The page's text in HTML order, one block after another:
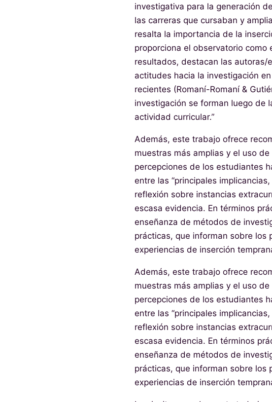
investigativa para la generación
las carreras que cursaban y
resalta la importancia de la
proporciona el observatorio
resultados, destacan las autoras/
actitudes hacia la investigación
recientes (Romaní-Romaní &
investigación se forman luego de
actividad curricular.”
Además, este trabajo ofrece
muestras más amplias y el uso
percepciones de los estudiantes
entre las “principales
reflexión sobre instancias
escasa evidencia. En términos
enseñanza de métodos de
prácticas, que informan sobre los
experiencias de inserción
Además, este trabajo ofrece
muestras más amplias y el uso
percepciones de los estudiantes
entre las “principales
reflexión sobre instancias
escasa evidencia. En términos
enseñanza de métodos de
prácticas, que informan sobre los
experiencias de inserción